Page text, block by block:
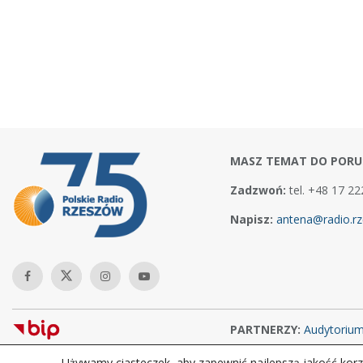
MASZ TEMAT DO
Zadzwoń: tel. +48 17
Napisz:
PARTNERZY: